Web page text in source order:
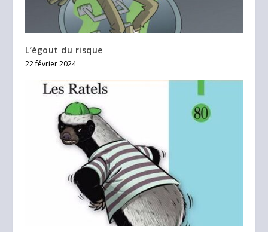
L’égout du risque
22 février 2024